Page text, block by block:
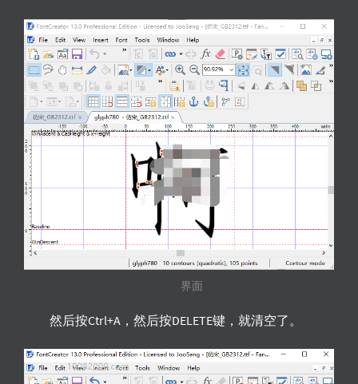
界面
然后按Ctrl+A，然后按DELETE键，就清空了。